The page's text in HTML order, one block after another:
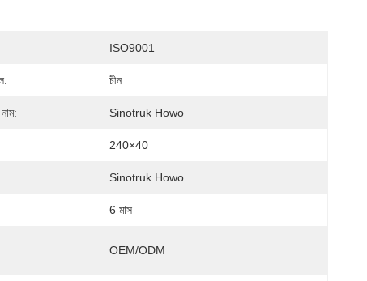
ISO9001
চীন
Sinotruk Howo
240×40
Sinotruk Howo
6 মাস
OEM/ODM